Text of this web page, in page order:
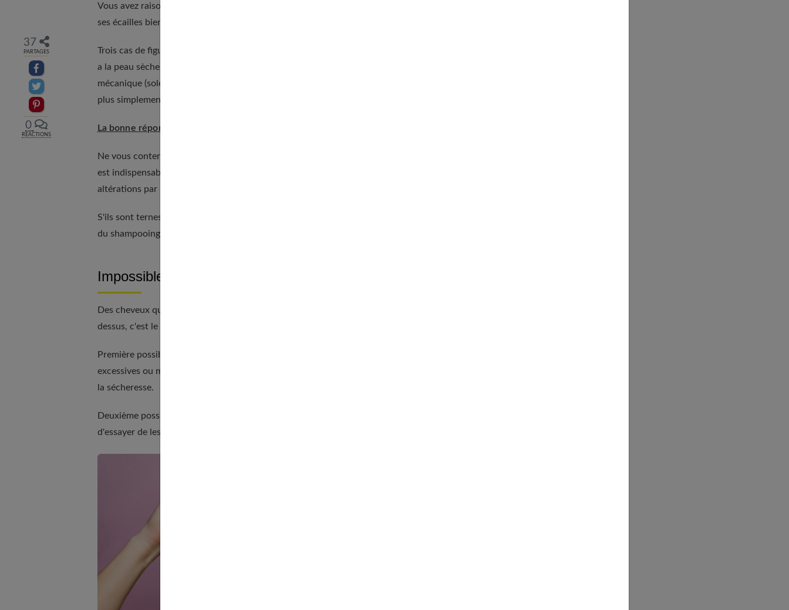
37
PARTAGES
Partager sur facebook
Partager sur Twitter
Epingler sur Pinterest
0
RÉACTIONS
Vous avez raison de ne pas vous habituer à ce défaut car, normalement, un cheveu en parfaite santé a
ses écailles bien lisses, non soulevées, ce qui lui permet de bien refléter la lumière et donc de "briller".
Trois cas de figures peuvent se rencontrer. Soit vous avez une nature de cheveux secs (de même que l'on
a la peau sèche) : ils sont pauvres en sébum lubrifiant et protecteur. Soit ils ont subi une agression
mécanique (soleil, vent, brushing) ou chimique (permanente, décoloration) qui les a "sensibilisés". Soit,
plus simplement, ils ne sont pas suffisamment débarrassés des traces de laque, mousse ou gel coiffants.
La bonne réponse
Ne vous contentez pas d'appliquer un simple produit coiffant brillantant. Dans les deux premiers cas, il
est indispensable d'agir avant tout sur le fond du problème : traiter la déshydratation et compenser les
altérations par des soins nutritifs.
S'ils sont ternes, parce que mal nettoyés ou mal rincés, la solution s'impose : soignez davantage l'étape
du shampooing.
Impossible de les démêler : ils font des nœuds
Des cheveux qui font des nœuds quand on essaye de les coiffer, ce n'est pas normal non plus. Tirer
dessus, c'est le meilleur moyen de les casser alors qu'il existe des solutions.
Première possibilité : vos cheveux ont cet aspect pailleux suite à des permanentes ou décolorations
excessives ou mal faites. Il faut espacer ces manipulations chimiques et, là aussi, commencer par traiter
la sécheresse.
Deuxième possibilité : il se peut aussi que vous ayez gardé des cheveux fins de bébé. Là, l'erreur serait
d'essayer de les démêler à tout prix sans l'aide d'un démêlant. Vous ne pouvez pas vous en passer.